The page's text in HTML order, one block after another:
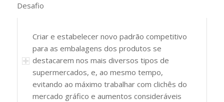
Desafio
Criar e estabelecer novo padrão competitivo
para as embalagens dos produtos se
destacarem nos mais diversos tipos de
supermercados, e, ao mesmo tempo,
evitando ao máximo trabalhar com clichês do
mercado gráfico e aumentos consideráveis